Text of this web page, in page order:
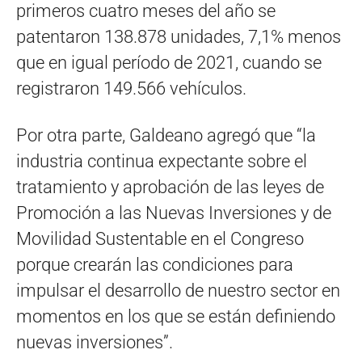
primeros cuatro meses del año se
patentaron 138.878 unidades, 7,1% menos
que en igual período de 2021, cuando se
registraron 149.566 vehículos.
Por otra parte, Galdeano agregó que “la
industria continua expectante sobre el
tratamiento y aprobación de las leyes de
Promoción a las Nuevas Inversiones y de
Movilidad Sustentable en el Congreso
porque crearán las condiciones para
impulsar el desarrollo de nuestro sector en
momentos en los que se están definiendo
nuevas inversiones”.